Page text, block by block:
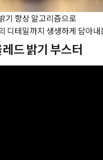
기 향상 알고리즘으로
디테일까지 생생하게 담아내
드 밝기 부스터